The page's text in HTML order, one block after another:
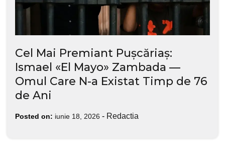
Cel Mai Premiant Pușcăriaș:
Ismael «El Mayo» Zambada —
Omul Care N-a Existat Timp de 76
de Ani
Posted on: iunie 18, 2026 - Redactia